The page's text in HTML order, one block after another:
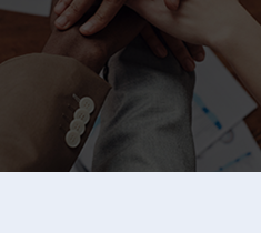
对内以员工为本、对外以客户为本,
人为本充分发挥人的积极性、主动
性和创造性,实现个人与公司共同成
长。